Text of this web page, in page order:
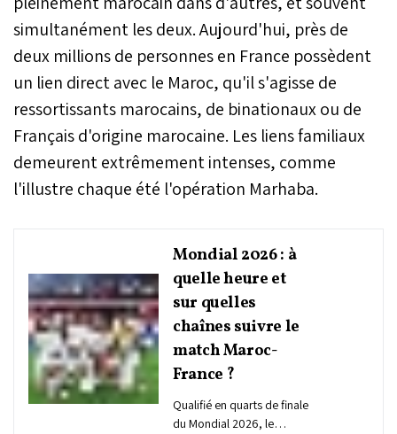
simultanément les deux. Aujourd'hui, près de
deux millions de personnes en France possèdent
un lien direct avec le Maroc, qu'il s'agisse de
ressortissants marocains, de binationaux ou de
Français d'origine marocaine. Les liens familiaux
demeurent extrêmement intenses, comme
l'illustre chaque été l'opération Marhaba.
Mondial 2026 : à
quelle heure et
sur quelles
chaînes suivre le
match Maroc-
France ?
Qualifié en quarts de finale
du Mondial 2026, le